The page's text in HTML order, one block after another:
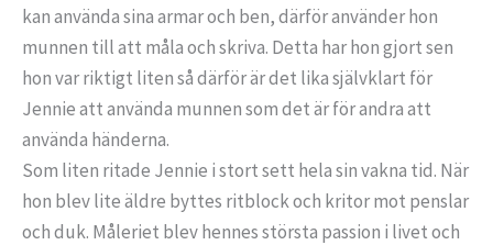
kan använda sina armar och ben, därför använder hon
munnen till att måla och skriva. Detta har hon gjort sen
hon var riktigt liten så därför är det lika självklart för
Jennie att använda munnen som det är för andra att
använda händerna.
Som liten ritade Jennie i stort sett hela sin vakna tid. När
hon blev lite äldre byttes ritblock och kritor mot penslar
och duk. Måleriet blev hennes största passion i livet och